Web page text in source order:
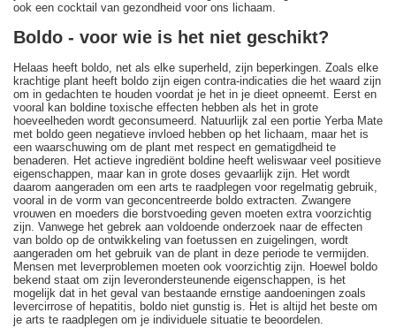
ook een cocktail van gezondheid voor ons lichaam.
Boldo - voor wie is het niet geschikt?
Helaas heeft boldo, net als elke superheld, zijn beperkingen. Zoals elke
krachtige plant heeft boldo zijn eigen contra-indicaties die het waard zijn
om in gedachten te houden voordat je het in je dieet opneemt. Eerst en
vooral kan boldine toxische effecten hebben als het in grote
hoeveelheden wordt geconsumeerd. Natuurlijk zal een portie Yerba Mate
met boldo geen negatieve invloed hebben op het lichaam, maar het is
een waarschuwing om de plant met respect en gematigdheid te
benaderen. Het actieve ingrediënt boldine heeft weliswaar veel positieve
eigenschappen, maar kan in grote doses gevaarlijk zijn. Het wordt
daarom aangeraden om een arts te raadplegen voor regelmatig gebruik,
vooral in de vorm van geconcentreerde boldo extracten. Zwangere
vrouwen en moeders die borstvoeding geven moeten extra voorzichtig
zijn. Vanwege het gebrek aan voldoende onderzoek naar de effecten
van boldo op de ontwikkeling van foetussen en zuigelingen, wordt
aangeraden om het gebruik van de plant in deze periode te vermijden.
Mensen met leverproblemen moeten ook voorzichtig zijn. Hoewel boldo
bekend staat om zijn leverondersteunende eigenschappen, is het
mogelijk dat in het geval van bestaande ernstige aandoeningen zoals
levercirrose of hepatitis, boldo niet gunstig is. Het is altijd het beste om
je arts te raadplegen om je individuele situatie te beoordelen.